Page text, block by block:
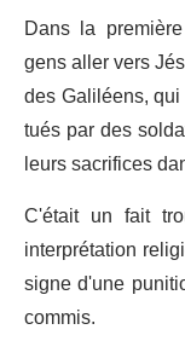
Dans la
gens aller vers
des Galiléens,
tués par des
leurs sacrifices
C'était un fait
interprétation
signe d'une
commis.